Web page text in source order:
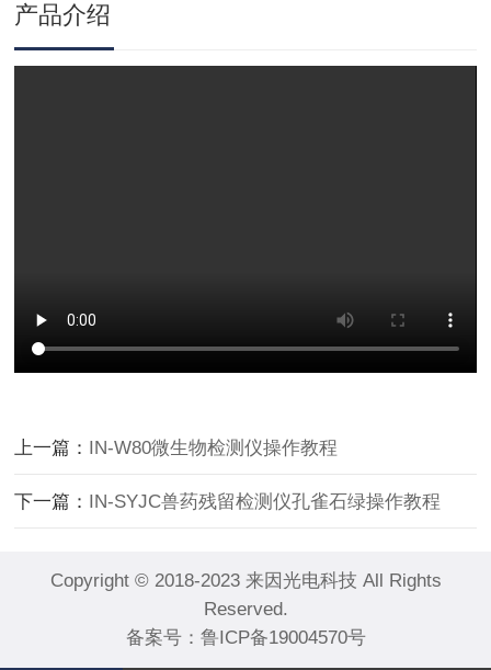
产品介绍
上一篇： IN-W80微生物检测仪操作教程
下一篇： IN-SYJC兽药残留检测仪孔雀石绿操作教程
Copyright © 2018-2023 来因光电科技 All Rights
Reserved.
备案号： 鲁ICP备19004570号